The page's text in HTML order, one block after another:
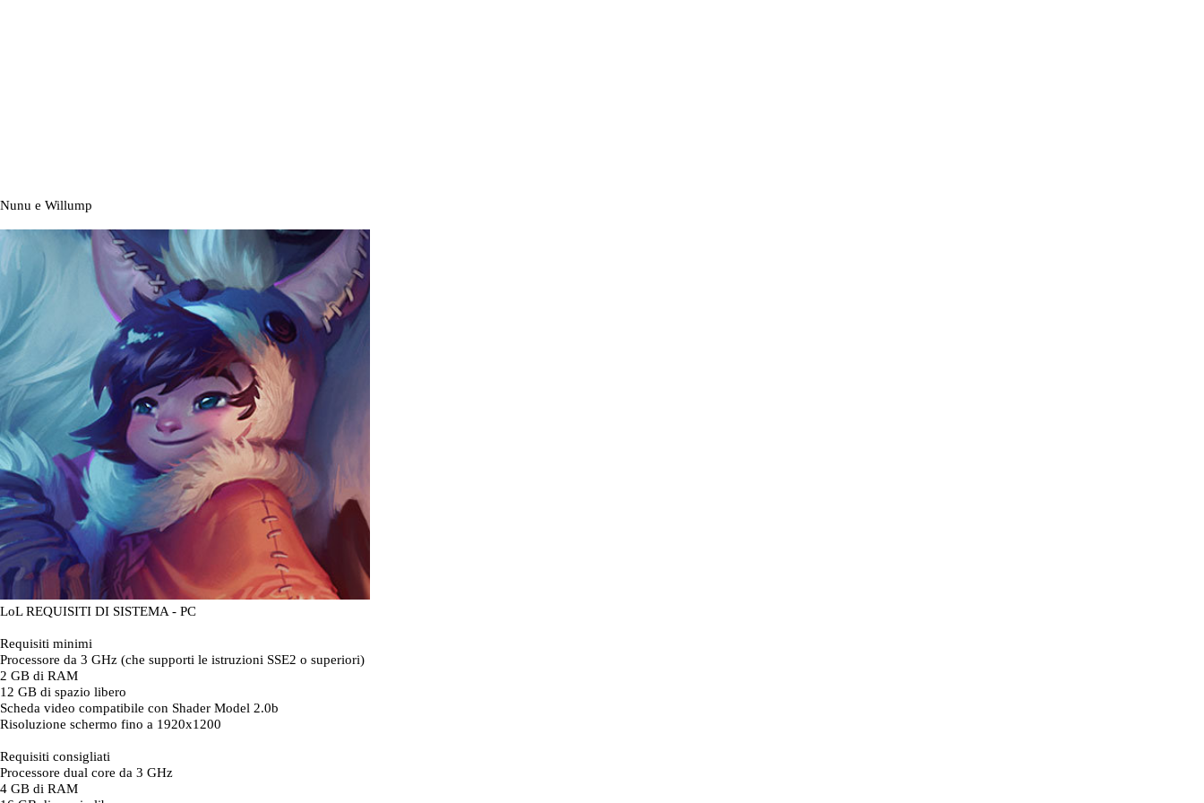
Nunu e Willump
LoL REQUISITI DI SISTEMA - PC
Requisiti minimi
Processore da 3 GHz (che supporti le istruzioni SSE2 o superiori)
2 GB di RAM
12 GB di spazio libero
Scheda video compatibile con Shader Model 2.0b
Risoluzione schermo fino a 1920x1200
Requisiti consigliati
Processore dual core da 3 GHz
4 GB di RAM